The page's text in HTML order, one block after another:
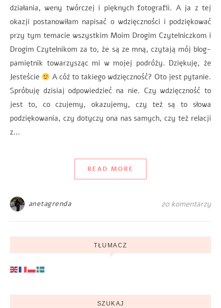
działania, weny twórczej i pięknych fotografii. A ja z tej
okazji postanowiłam napisać o wdzięczności i podziękować
przy tym temacie wszystkim Moim Drogim Czytelniczkom i
Drogim Czytelnikom za to, że są ze mną, czytają mój blog-
pamiętnik towarzysząc mi w mojej podróży. Dziękuję, że
Jesteście
A cóż to takiego wdzięczność? Oto jest pytanie.
Spróbuję dzisiaj odpowiedzieć na nie. Czy wdzięczność to
jest to, co czujemy, okazujemy, czy też są to słowa
podziękowania, czy dotyczy ona nas samych, czy też relacji
z…
READ MORE
anetagrenda 20 komentarzy
TŁUMACZ
SZUKAJ